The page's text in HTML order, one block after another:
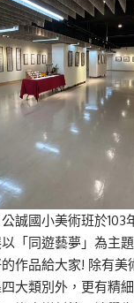
誠國小美術班於103
「同遊藝夢」為主
作品給大家! 除有美
大類別外，更有精